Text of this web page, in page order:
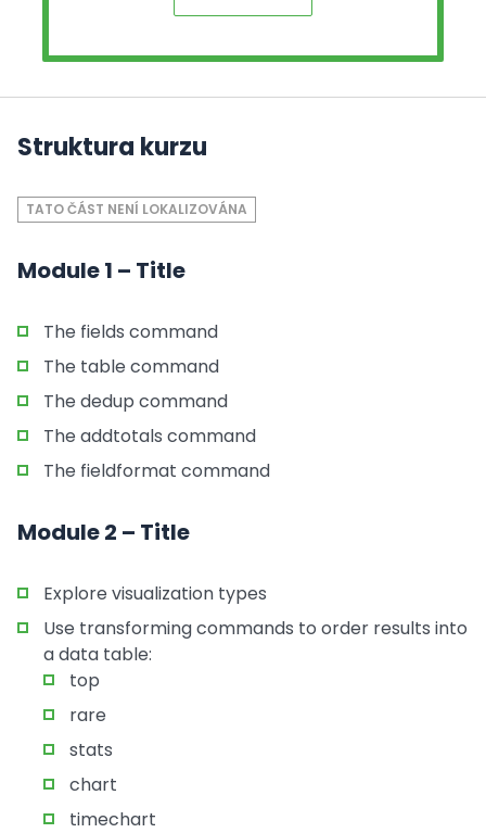
Struktura kurzu
TATO ČÁST NENÍ LOKALIZOVÁNA
Module 1 – Title
The fields command
The table command
The dedup command
The addtotals command
The fieldformat command
Module 2 – Title
Explore visualization types
Use transforming commands to order results into
a data table:
top
rare
stats
chart
timechart